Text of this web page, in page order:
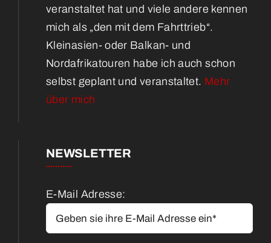
veranstaltet hat und viele andere kennen
mich als „den mit dem Fahrttrieb“.
Kleinasien- oder Balkan- und
Nordafrikatouren habe ich auch schon
selbst geplant und veranstaltet. Mehr
über mich
NEWSLETTER
E-Mail Adresse: